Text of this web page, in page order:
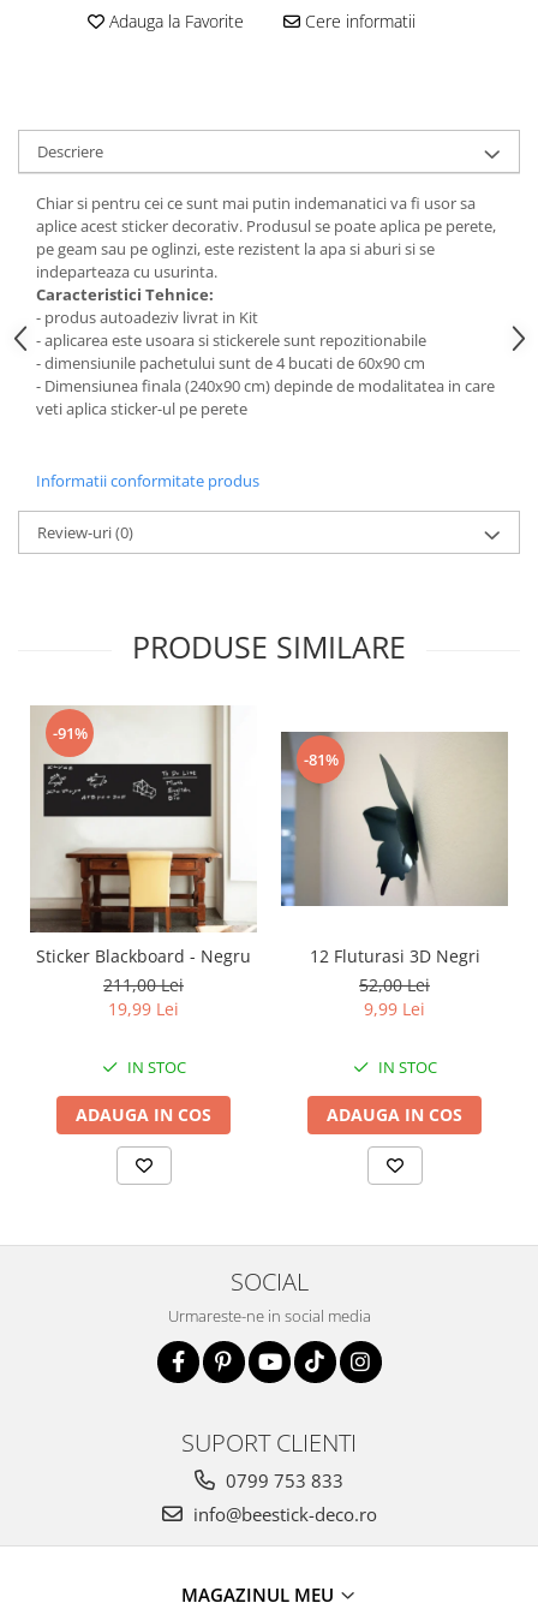
Stickere Walplus ™
Amuzante
Animale
Baby on board
Florale
Motive
Pachete
Pentru femei
Stickere pereche
Stickere imprimate
Stickere PVC
Stickere tip tablou
Adauga la Favorite Cere informatii
Descriere
Chiar si pentru cei ce sunt mai putin indemanatici va fi usor sa
aplice acest sticker decorativ. Produsul se poate aplica pe perete,
pe geam sau pe oglinzi, este rezistent la apa si aburi si se
indeparteaza cu usurinta.
Caracteristici Tehnice:
- produs autoadeziv livrat in Kit
- aplicarea este usoara si stickerele sunt repozitionabile
- dimensiunile pachetului sunt de 4 bucati de 60x90 cm
- Dimensiunea finala (240x90 cm) depinde de modalitatea in care
veti aplica sticker-ul pe perete
Informatii conformitate produs
Review-uri(0)
PRODUSE SIMILARE
-91%
Sticker Blackboard - Negru
211,00 Lei
19,99 Lei
IN STOC
ADAUGA IN COS
-81%
12 Fluturasi 3D Negri
52,00 Lei
9,99 Lei
IN STOC
ADAUGA IN COS
SOCIAL
Urmareste-ne in social media
SUPORT CLIENTI
0799 753 833
info@beestick-deco.ro
MAGAZINUL MEU